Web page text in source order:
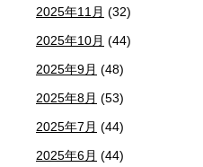
2025年11月 (32)
2025年10月 (44)
2025年9月 (48)
2025年8月 (53)
2025年7月 (44)
2025年6月 (44)